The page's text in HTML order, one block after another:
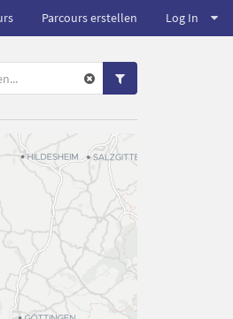
Parcours erstellen Log In